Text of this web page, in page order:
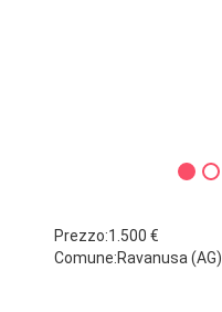
Prezzo:1.500 €
Comune:Ravanusa (AG)